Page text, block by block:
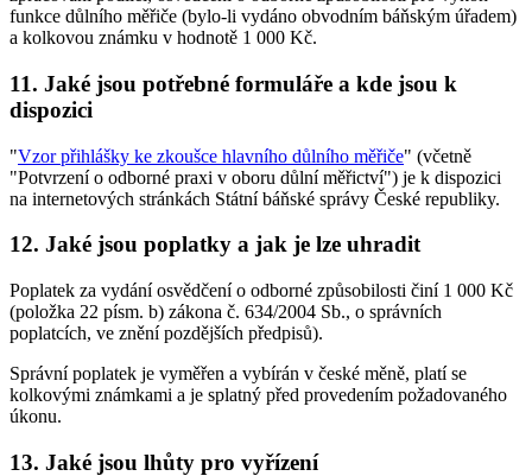
funkce důlního měřiče (bylo-li vydáno obvodním báňským úřadem)
a kolkovou známku v hodnotě 1 000 Kč.
11. Jaké jsou potřebné formuláře a kde jsou k
dispozici
"Vzor přihlášky ke zkoušce hlavního důlního měřiče" (včetně
"Potvrzení o odborné praxi v oboru důlní měřictví") je k dispozici
na internetových stránkách Státní báňské správy České republiky.
12. Jaké jsou poplatky a jak je lze uhradit
Poplatek za vydání osvědčení o odborné způsobilosti činí 1 000 Kč
(položka 22 písm. b) zákona č. 634/2004 Sb., o správních
poplatcích, ve znění pozdějších předpisů).
Správní poplatek je vyměřen a vybírán v české měně, platí se
kolkovými známkami a je splatný před provedením požadovaného
úkonu.
13. Jaké jsou lhůty pro vyřízení